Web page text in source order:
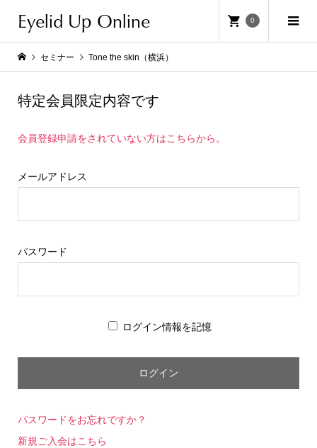
Eyelid Up Online 0
セミナー Tone the skin（横浜）
特定会員限定内容です
会員登録申請をされていない方はこちらから。
メールアドレス
パスワード
ログイン情報を記憶
パスワードをお忘れですか？
新規ご入会はこちら